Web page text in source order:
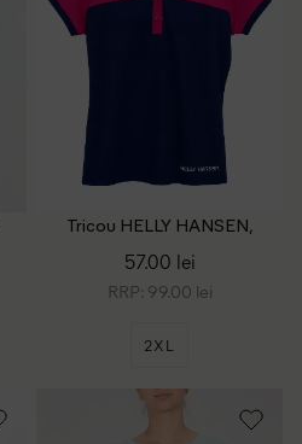
Tricou HELLY HANSEN,
57.00 lei
RRP: 99.00 lei
2XL